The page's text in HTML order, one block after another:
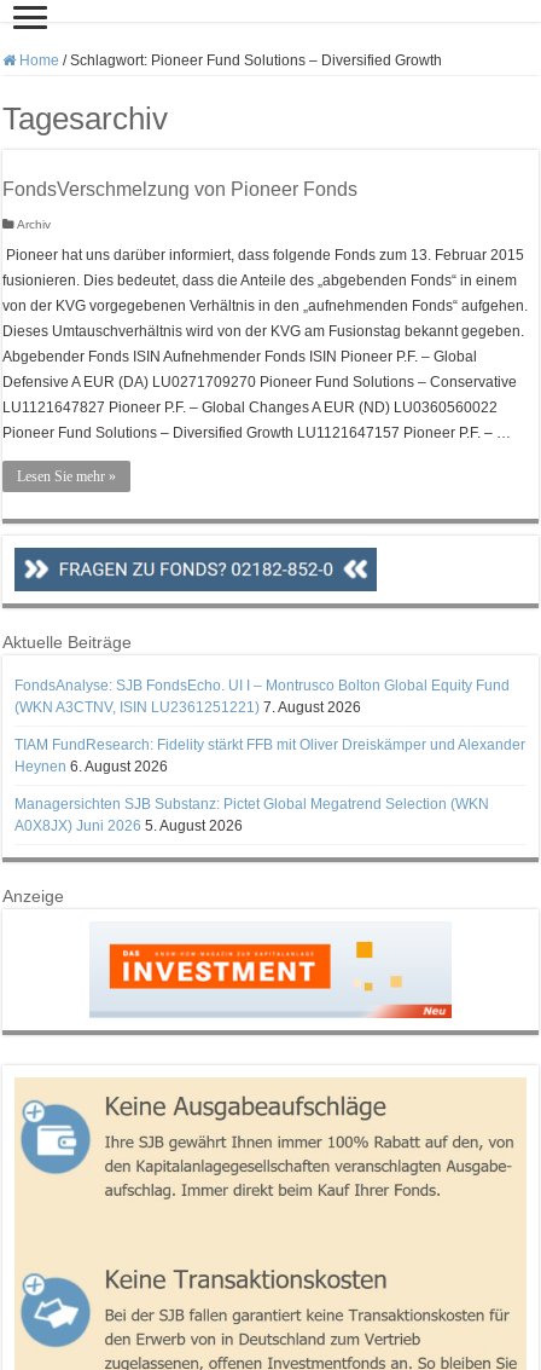
Home / Schlagwort: Pioneer Fund Solutions – Diversified Growth
Tagesarchiv
FondsVerschmelzung von Pioneer Fonds
Archiv
Pioneer hat uns darüber informiert, dass folgende Fonds zum 13. Februar 2015
fusionieren. Dies bedeutet, dass die Anteile des „abgebenden Fonds“ in einem
von der KVG vorgegebenen Verhältnis in den „aufnehmenden Fonds“ aufgehen.
Dieses Umtauschverhältnis wird von der KVG am Fusionstag bekannt gegeben.
Abgebender Fonds ISIN Aufnehmender Fonds ISIN Pioneer P.F. – Global
Defensive A EUR (DA) LU0271709270 Pioneer Fund Solutions – Conservative
LU1121647827 Pioneer P.F. – Global Changes A EUR (ND) LU0360560022
Pioneer Fund Solutions – Diversified Growth LU1121647157 Pioneer P.F. – …
Lesen Sie mehr »
Aktuelle Beiträge
FondsAnalyse: SJB FondsEcho. UI I – Montrusco Bolton Global Equity Fund
(WKN A3CTNV, ISIN LU2361251221) 7. August 2026
TIAM FundResearch: Fidelity stärkt FFB mit Oliver Dreiskämper und Alexander
Heynen 6. August 2026
Managersichten SJB Substanz: Pictet Global Megatrend Selection (WKN
A0X8JX) Juni 2026 5. August 2026
Anzeige